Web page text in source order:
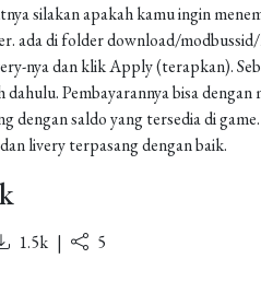
silakan apakah kamu ingin
ada di folder download/
nya dan klik Apply (terapkan).
dahulu. Pembayarannya bisa
dengan saldo yang tersedia di game.
livery terpasang dengan baik.
1.5k | 5